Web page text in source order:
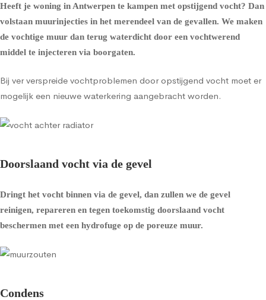
Heeft je woning in Antwerpen te kampen met opstijgend vocht? Dan
volstaan muurinjecties in het merendeel van de gevallen. We maken
de vochtige muur dan terug waterdicht door een vochtwerend
middel te injecteren via boorgaten.
Bij ver verspreide vochtproblemen door opstijgend vocht moet er
mogelijk een nieuwe waterkering aangebracht worden.
Doorslaand vocht via de gevel
Dringt het vocht binnen via de gevel, dan zullen we de gevel
reinigen, repareren en tegen toekomstig doorslaand vocht
beschermen met een hydrofuge op de poreuze muur.
Condens